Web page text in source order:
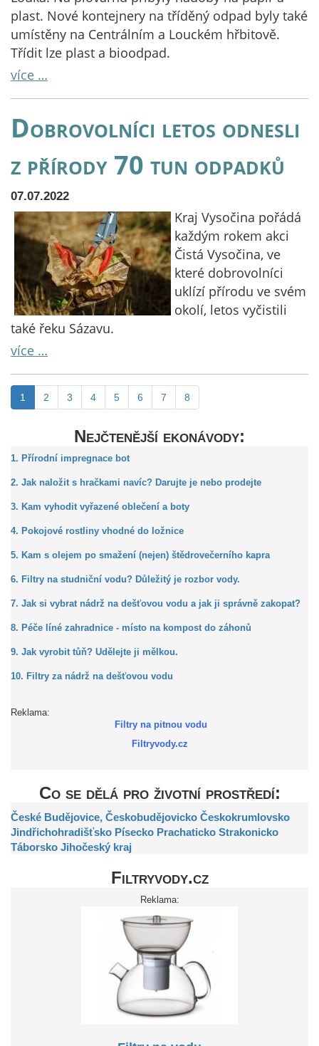
plast. Nové kontejnery na tříděný odpad byly také
umístěny na Centrálním a Louckém hřbitově.
Třídit lze plast a bioodpad.
více …
Dobrovolníci letos odnesli
z přírody 70 tun odpadků
07.07.2022
Kraj Vysočina pořádá
každým rokem akci
Čistá Vysočina, ve
které dobrovolníci
uklízí přírodu ve svém
okolí, letos vyčistili
také řeku Sázavu.
více …
1 2 3 4 5 6 7 8
Nejčtenější ekonávody:
1. Přírodní impregnace bot
2. Jak naložit s hračkami navíc? Darujte je nebo prodejte
3. Kam vyhodit vyřazené oblečení a boty
4. Pokojové rostliny vhodné do ložnice
5. Kam s olejem po smažení (nejen) štědrovečerního kapra
6. Filtry na studniční vodu? Důležitý je rozbor vody.
7. Jak si vybrat nádrž na dešťovou vodu a jak ji správně zakopat?
8. Péče líné zahradnice - místo na kompost do záhonů
9. Jak vyrobit tůň? Udělejte ji mělkou.
10. Filtry za nádrž na dešťovou vodu
Reklama:
Filtry na pitnou vodu
Filtryvody.cz
Co se dělá pro životní prostředí:
České Budějovice, Českobudějovicko Českokrumlovsko
Jindřichohradišťsko Písecko Prachaticko Strakonicko
Táborsko Jihočeský kraj
Filtryvody.cz
Reklama: